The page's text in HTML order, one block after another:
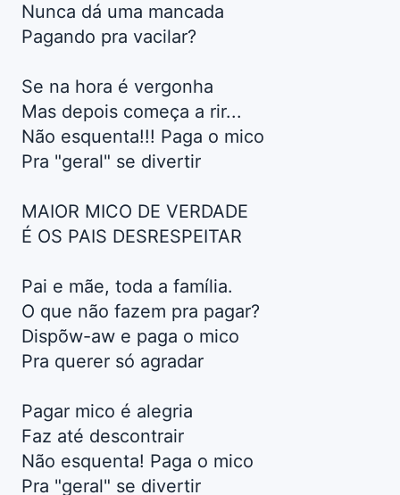
Nunca dá uma mancada
Pagando pra vacilar?
Se na hora é vergonha
Mas depois começa a rir...
Não esquenta!!! Paga o mico
Pra "geral" se divertir
MAIOR MICO DE VERDADE
É OS PAIS DESRESPEITAR
Pai e mãe, toda a família.
O que não fazem pra pagar?
Dispõw-aw e paga o mico
Pra querer só agradar
Pagar mico é alegria
Faz até descontrair
Não esquenta! Paga o mico
Pra "geral" se divertir